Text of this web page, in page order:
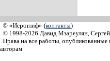
© «Иероглиф» (контакты)
© 1998-2026 Давид Мзареулян,
Права на все работы, опубликованные
авторам